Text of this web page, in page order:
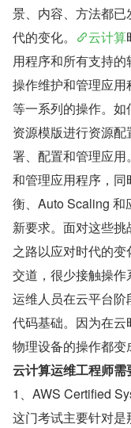
景、内容、方法都
代的变化。
云计算
用程序和所有支持
操作维护和管理应
等一系列的操作。
资源模版进行资源
署、配置和管理应
和管理应用程序，
衡、Auto Scaling 和
新要求。面对这些
之路以应对时代的
交道，很少接触操
运维人员在云平台
代码基础。因为在
物理设备的操作都变
云计算运维工程师需
1、AWS Certified
这门考试主要针对是